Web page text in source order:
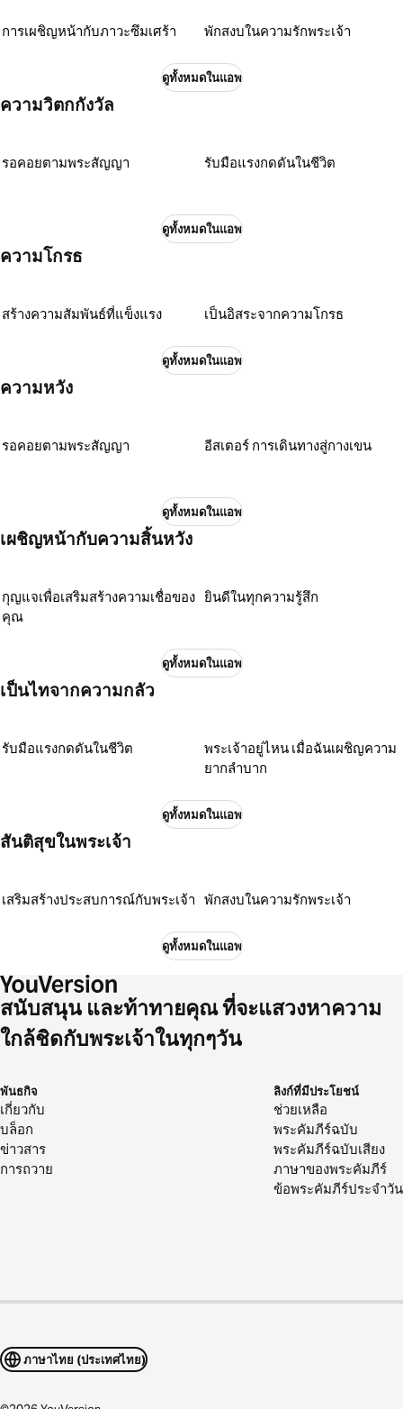
การเผชิญหน้ากับภาวะซึมเศร้า พักสงบในความรักพระเจ้า
ดูทั้งหมดในแอพ
ความวิตกกังวัล
รอคอยตามพระสัญญา รับมือแรงกดดันในชีวิต
ดูทั้งหมดในแอพ
ความโกรธ
สร้างความสัมพันธ์ที่แข็งแรง เป็นอิสระจากความโกรธ
ดูทั้งหมดในแอพ
ความหวัง
รอคอยตามพระสัญญา อีสเตอร์ การเดินทางสู่กางเขน
ดูทั้งหมดในแอพ
เผชิญหน้ากับความสิ้นหวัง
กุญแจเพื่อเสริมสร้างความเชื่อของ
คุณ
ยินดีในทุกความรู้สึก
ดูทั้งหมดในแอพ
เป็นไทจากความกลัว
รับมือแรงกดดันในชีวิต
พระเจ้าอยู่ไหน เมื่อฉันเผชิญความ
ยากลำบาก
ดูทั้งหมดในแอพ
สันติสุขในพระเจ้า
เสริมสร้างประสบการณ์กับพระเจ้า พักสงบในความรักพระเจ้า
ดูทั้งหมดในแอพ
สนับสนุน และท้าทายคุณ ที่จะแสวงหาความ
ใกล้ชิดกับพระเจ้าในทุกๆวัน
พันธกิจ
เกี่ยวกับ
บล็อก
ข่าวสาร
การถวาย
ลิงก์ที่มีประโยชน์
ช่วยเหลือ
พระคัมภีร์ฉบับ
พระคัมภีร์ฉบับเสียง
ภาษาของพระคัมภีร์
ข้อพระคัมภีร์ประจำวัน
ภาษาไทย (ประเทศไทย)